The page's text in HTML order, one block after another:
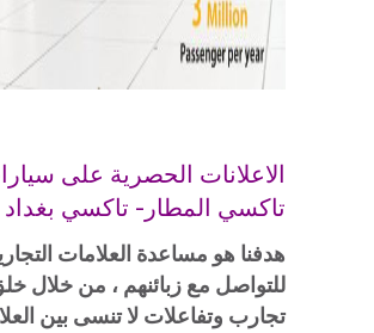
الاعلانات الحصرية على
تاكسي المطار- تاكسي بغداد
هدفنا هو مساعدة العلامات
للتواصل مع زبائنهم ، من خلال
تجارب وتفاعلات لا تنسى بين